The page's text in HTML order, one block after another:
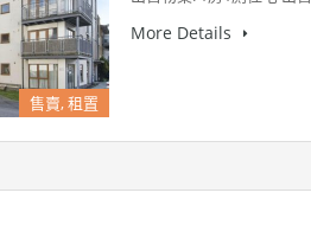
售賣, 租置
More Details